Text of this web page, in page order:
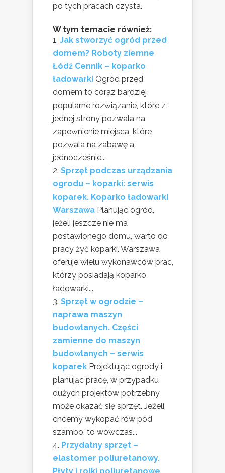
po tych pracach czysta.
W tym temacie również:
Jak stworzyć ogród przed
domem? Roboty ziemne
Łódź Cennik – koparko
ładowarki Ogród przed
domem to coraz bardziej
popularne rozwiązanie, które z
jednej strony pozwala na
zapewnienie miejsca, które
pozwala na zabawę a
jednocześnie...
Sprzęt podczas urządzania
ogrodu – koparki: serwis
koparek. Koparko ładowarki
Warszawa Planując ogród,
jeżeli jeszcze nie ma
postawionego domu, warto do
pracy żyć koparki. Warszawa
oferuje wielu wykonawców prac,
którzy posiadają koparko
ładowarki...
Sprzęt w ogrodzie –
naprawa maszyn
budowlanych. Części
zamienne do maszyn
budowlanych – serwis
koparek Projektując ogrody i
planując pracę, w przypadku
dużych projektów potrzebny
może okazać się sprzęt. Jeżeli
chcemy wykopać rów pod
szambo, to wówczas...
Przydatny sprzęt –
elastomer poliuretanowy.